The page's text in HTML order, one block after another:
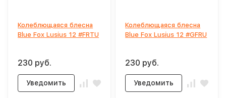
Колеблющаяся блесна
Blue Fox Lusius 12 #FRTU
230 руб.
Уведомить
Колеблющаяся блесна
Blue Fox Lusius 12 #GFRU
230 руб.
Уведомить